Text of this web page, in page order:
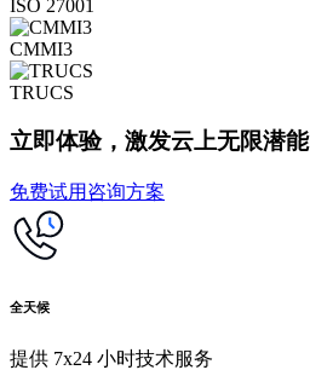
ISO 27001
CMMI3
TRUCS
立即体验，激发云上无限潜能
免费试用 咨询方案
全天候
提供 7x24 小时技术服务